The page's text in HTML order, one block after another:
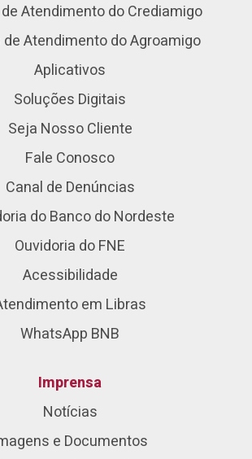
Atendimento do Crediamigo
de Atendimento do Agroamigo
Aplicativos
Soluções Digitais
Seja Nosso Cliente
Fale Conosco
Canal de Denúncias
do Banco do Nordeste
Ouvidoria do FNE
Acessibilidade
em Libras
WhatsApp BNB
Imprensa
Notícias
e Documentos